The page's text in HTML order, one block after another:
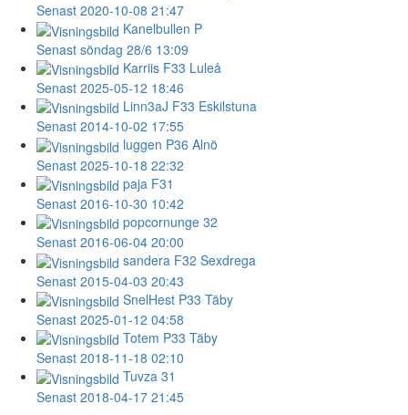
Senast 2020-10-08 21:47
Kanelbullen P
Senast söndag 28/6 13:09
Karriis F33 Luleå
Senast 2025-05-12 18:46
Linn3aJ F33 Eskilstuna
Senast 2014-10-02 17:55
luggen P36 Alnö
Senast 2025-10-18 22:32
paja F31
Senast 2016-10-30 10:42
popcornunge 32
Senast 2016-06-04 20:00
sandera F32 Sexdrega
Senast 2015-04-03 20:43
SnelHest P33 Täby
Senast 2025-01-12 04:58
Totem P33 Täby
Senast 2018-11-18 02:10
Tuvza 31
Senast 2018-04-17 21:45